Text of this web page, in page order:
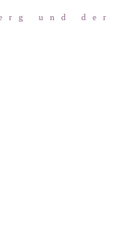
und der